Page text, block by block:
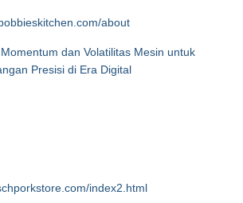
about
dan Volatilitas Mesin untuk
Presisi di Era Digital
index2.html